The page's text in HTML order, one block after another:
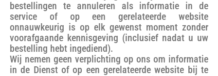
bestellingen te annuleren als informatie in de
service of op een gerelateerde website
onnauwkeurig is op elk gewenst moment zonder
voorafgaande kennisgeving (inclusief nadat u uw
bestelling hebt ingediend).
Wij nemen geen verplichting op ons om informatie
in de Dienst of op een gerelateerde website bij te